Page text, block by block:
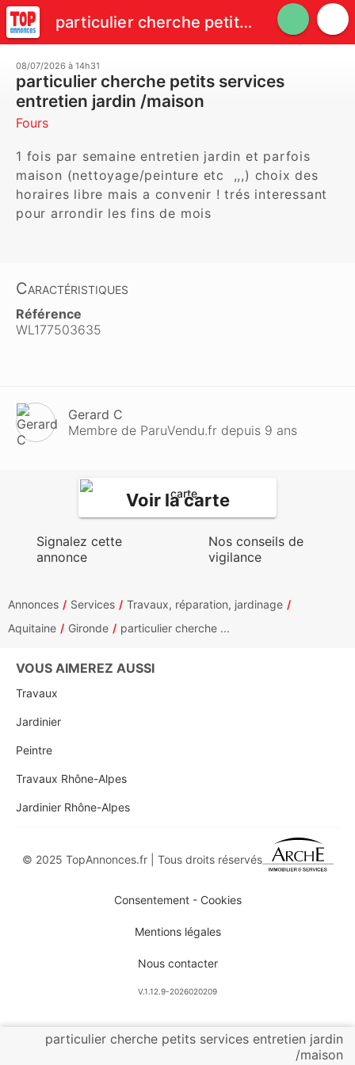
particulier cherche petits services entretien jardin /maison
08/07/2026 à 14h31
particulier cherche petits services
entretien jardin /maison
Fours
1 fois par semaine entretien jardin et parfois
maison (nettoyage/peinture etc  ,,,) choix des
horaires libre mais a convenir ! trés interessant
pour arrondir les fins de mois
Caractéristiques
Référence
WL177503635
Gerard C
Membre de ParuVendu.fr depuis 9 ans
Voir la carte
Signalez cette
annonce
Nos conseils de
vigilance
particulier cherche petits services entretien jardin
/maison
Annonces Services
Travaux, réparation, jardinage
Aquitaine
Gironde particulier cherche ...
VOUS AIMEREZ AUSSI
Travaux
Jardinier
Peintre
Travaux Rhône-Alpes
Jardinier Rhône-Alpes
© 2025 TopAnnonces.fr | Tous droits réservés
Consentement - Cookies
Mentions légales
Nous contacter
V.1.12.9-2026020209